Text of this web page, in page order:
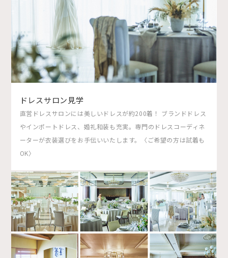
ドレスサロン見学
直営ドレスサロンには美しいドレスが約200着！ ブランドドレス
やインポートドレス、婚礼和装も充実。専門のドレスコーディネ
ーターが衣装選びをお手伝いいたします。〈ご希望の方は試着も
OK〉